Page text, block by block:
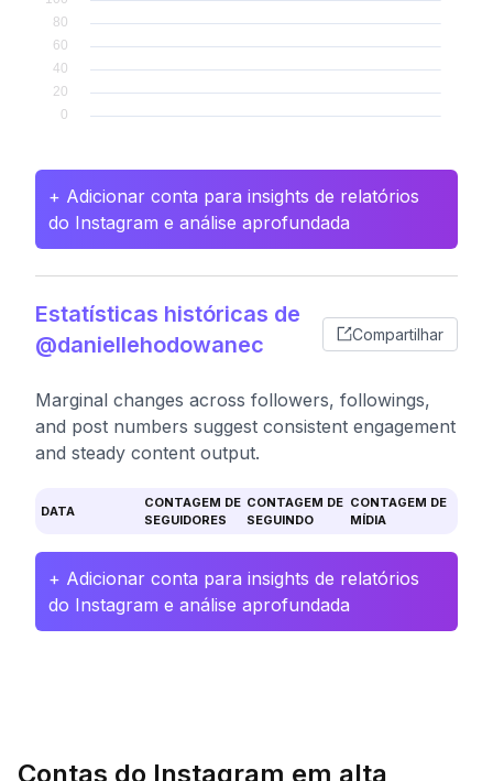
+ Adicionar conta para insights de relatórios
do Instagram e análise aprofundada
Estatísticas históricas de
@daniellehodowanec
Compartilhar
Marginal changes across followers, followings,
and post numbers suggest consistent engagement
and steady content output.
DATA
CONTAGEM DE
SEGUIDORES
CONTAGEM DE
SEGUINDO
CONTAGEM DE
MÍDIA
+ Adicionar conta para insights de relatórios
do Instagram e análise aprofundada
Contas do Instagram em alta